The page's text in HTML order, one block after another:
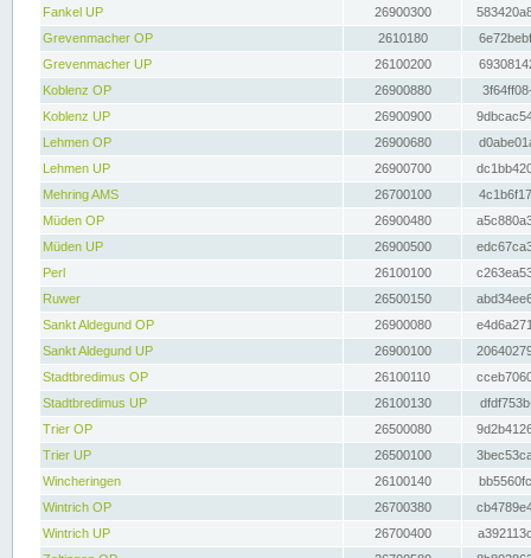
Fankel UP
26900300
Grevenmacher OP
2610180
Grevenmacher UP
26100200
Koblenz OP
26900880
Koblenz UP
26900900
Lehmen OP
26900680
Lehmen UP
26900700
Mehring AMS
26700100
Müden OP
26900480
Müden UP
26900500
Perl
26100100
Ruwer
26500150
Sankt Aldegund OP
26900080
Sankt Aldegund UP
26900100
Stadtbredimus OP
26100110
Stadtbredimus UP
26100130
Trier OP
26500080
Trier UP
26500100
Wincheringen
26100140
Wintrich OP
26700380
Wintrich UP
26700400